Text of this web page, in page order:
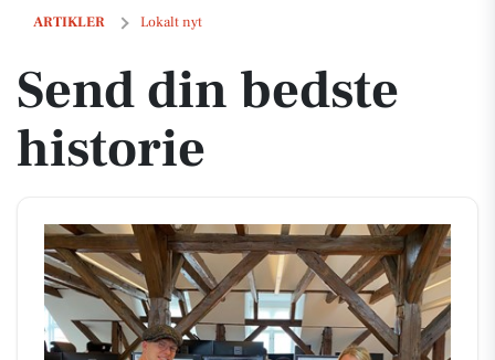
ARTIKLER Lokalt nyt
Send din bedste historie
Send din bedste
historie